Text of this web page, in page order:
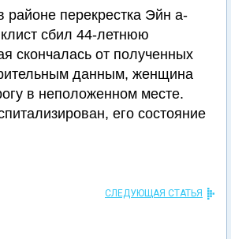
районе перекрестка Эйн а-
сбил 44-летнюю
скончалась от полученных
данным, женщина
в неположенном месте.
его состояние
СЛЕДУЮЩАЯ СТАТЬЯ